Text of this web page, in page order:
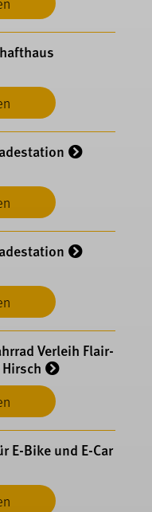
Verleih Flair-
E-Bike und E-Car